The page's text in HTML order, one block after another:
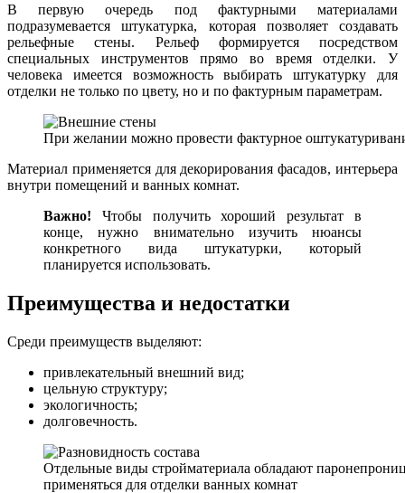
В первую очередь под фактурными материалами
подразумевается штукатурка, которая позволяет создавать
рельефные стены. Рельеф формируется посредством
специальных инструментов прямо во время отделки. У
человека имеется возможность выбирать штукатурку для
отделки не только по цвету, но и по фактурным параметрам.
При желании можно провести фактурное
Материал применяется для декорирования фасадов, интерьера
внутри помещений и ванных комнат.
Важно! Чтобы получить хороший результат в
конце, нужно внимательно изучить нюансы
конкретного вида штукатурки, который
планируется использовать.
Преимущества и недостатки
Среди преимуществ выделяют:
привлекательный внешний вид;
цельную структуру;
экологичность;
долговечность.
Отдельные виды стройматериала обладают
применяться для отделки ванных комнат